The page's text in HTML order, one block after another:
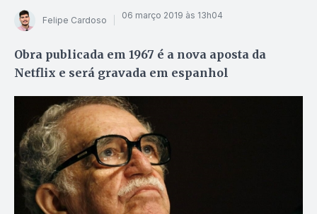
Felipe Cardoso 06 março 2019 às 13h04
Obra publicada em 1967 é a nova aposta da
Netflix e será gravada em espanhol